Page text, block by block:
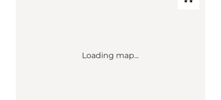
Loading map...